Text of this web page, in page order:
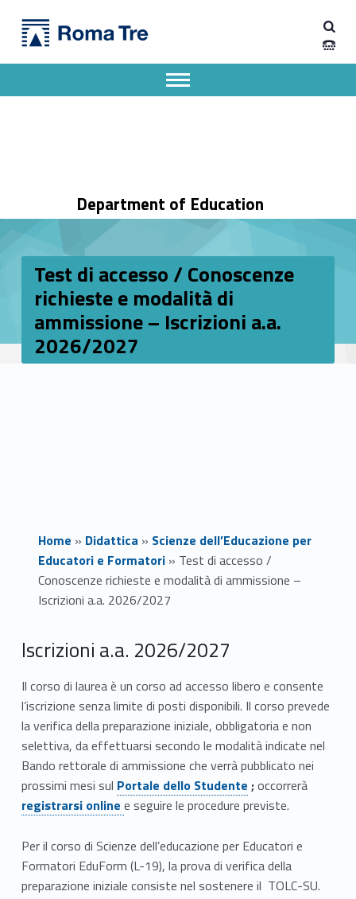
Test di accesso / Conoscenze richieste e modalità di ammissione – Iscrizioni a.a. 2026/2027 - Dipartimento di Scienze della Formazione
Dipartimento di Scienze della Formazione dell'Università degli Studi Roma Tre
Department of Education
Apri il menu secondario
Header info sidebar
Test di accesso / Conoscenze
richieste e modalità di
ammissione – Iscrizioni a.a.
2026/2027
Home » Didattica » Scienze dell’Educazione per
Educatori e Formatori» Test di accesso /
Conoscenze richieste e modalità di ammissione –
Iscrizioni a.a. 2026/2027
T
e
s
t
d
i
a
c
Iscrizioni a.a. 2026/2027
Il corso di laurea è un corso ad accesso libero e consente
l’iscrizione senza limite di posti disponibili. Il corso prevede
la verifica della preparazione iniziale, obbligatoria e non
selettiva, da effettuarsi secondo le modalità indicate nel
Bando rettorale di ammissione che verrà pubblicato nei
prossimi mesi sul Portale dello Studente ;occorrerà
registrarsi online e seguire le procedure previste.
Per il corso di Scienze dell’educazione per Educatori e
Formatori EduForm (L-19), la prova di verifica della
preparazione iniziale consiste nel sostenere il TOLC-SU.